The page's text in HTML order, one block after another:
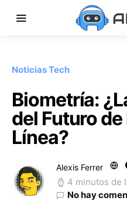
Noticias Tech
Biometría:
del Futuro
Línea?
Alexis Ferrer
4 minutos de
No hay